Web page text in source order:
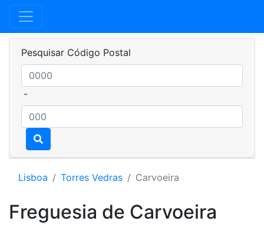
Pesquisar Código Postal
-
Lisboa Torres Vedras Carvoeira
Freguesia de Carvoeira